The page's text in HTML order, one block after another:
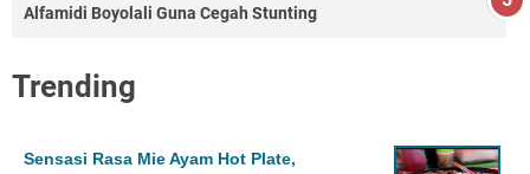
Alfamidi Boyolali Guna Cegah Stunting
Trending
Sensasi Rasa Mie Ayam Hot Plate,